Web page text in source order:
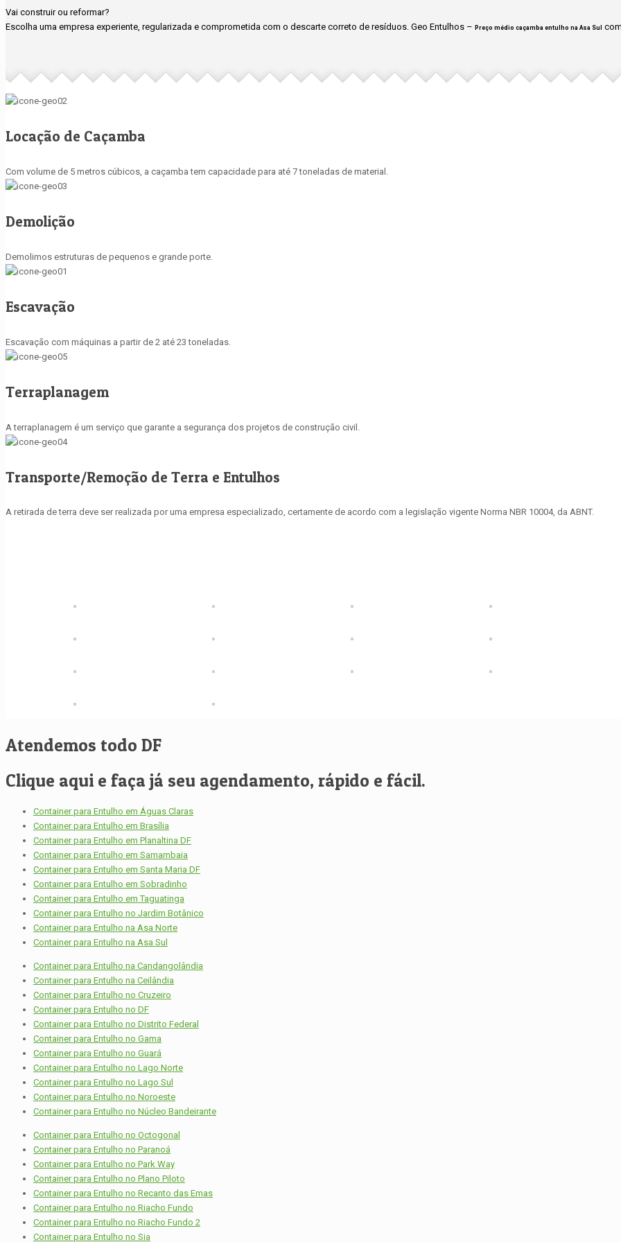
Vai construir ou reformar?
Escolha uma empresa experiente, regularizada e comprometida com o descarte correto de resíduos. Geo Entulhos – Preço médio caçamba entulho na Asa Sul
Locação de Caçamba
Com volume de 5 metros cúbicos, a caçamba tem capacidade para até 7 toneladas de material.
Demolição
Demolimos estruturas de pequenos e grande porte.
Escavação
Escavação com máquinas a partir de 2 até 23 toneladas.
Terraplanagem
A terraplanagem é um serviço que garante a segurança dos projetos de construção civil.
Transporte/Remoção de Terra e Entulhos
A retirada de terra deve ser realizada por uma empresa especializado, certamente de acordo com a legislação vigente Norma NBR 10004, da ABNT.
Atendemos todo DF
Clique aqui e faça já seu agendamento, rápido e fácil.
Container para Entulho em Águas Claras
Container para Entulho em Brasília
Container para Entulho em Planaltina DF
Container para Entulho em Samambaia
Container para Entulho em Santa Maria DF
Container para Entulho em Sobradinho
Container para Entulho em Taguatinga
Container para Entulho no Jardim Botânico
Container para Entulho na Asa Norte
Container para Entulho na Asa Sul
Container para Entulho na Candangolândia
Container para Entulho na Ceilândia
Container para Entulho no Cruzeiro
Container para Entulho no DF
Container para Entulho no Distrito Federal
Container para Entulho no Gama
Container para Entulho no Guará
Container para Entulho no Lago Norte
Container para Entulho no Lago Sul
Container para Entulho no Noroeste
Container para Entulho no Núcleo Bandeirante
Container para Entulho no Octogonal
Container para Entulho no Paranoá
Container para Entulho no Park Way
Container para Entulho no Plano Piloto
Container para Entulho no Recanto das Emas
Container para Entulho no Riacho Fundo
Container para Entulho no Riacho Fundo 2
Container para Entulho no Sia